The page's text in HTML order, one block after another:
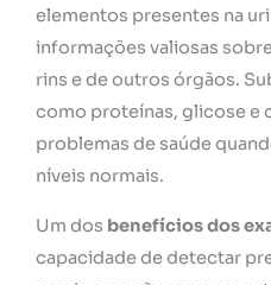
elementos presentes na
informações valiosas
rins e de outros órgãos.
como proteínas, glicose e
problemas de saúde
níveis normais.
Um dos benefícios dos
capacidade de detectar